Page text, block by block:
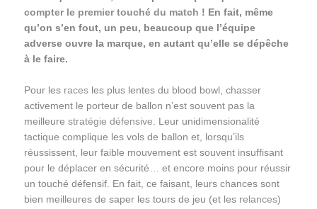
compter le premier touché du match ! En fait, même
qu’on s’en fout, un peu, beaucoup que l’équipe
adverse ouvre la marque, en autant qu’elle se dépêche
à le faire.
Pour les racesles plus lentes du blood bowl, chasser
activement le porteur de ballon n’est souvent pas la
meilleure stratégie défensive. Leur unidimensionalité
tactique complique les vols de ballon et, lorsqu’ils
réussissent, leur faible mouvement est souvent insuffisant
pour le déplacer en sécurité… et encore moins pour réussir
un touché défensif. En fait, ce faisant, leurs chances sont
bien meilleures de saper les tours de jeu (et les relances)